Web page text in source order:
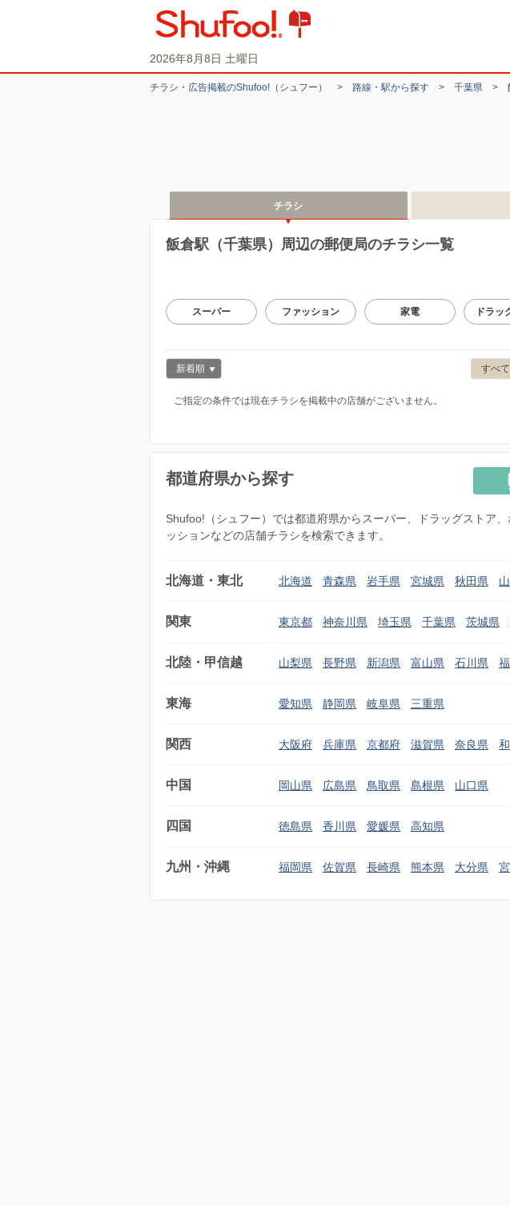
2026年8月8日 土曜日
チラシ・​広告掲載の​Shufoo!​（シュフー） > 路線・駅から探す > 千葉県 >
チラシ
飯倉駅（千葉県）周辺の郵便局のチラシ一覧
スーパー ファッション 家電 ドラッ
すべ
新着順
ご指定の条件では現在チラシを掲載中の店舗がございません。
都道府県から探す
Shufoo!（シュフー）では都道府県からスーパー、ドラッグストア
ッションなどの店舗チラシを検索できます。
北海道・東北 北海道 青森県 岩手県 宮城県 秋田県
関東 東京都 神奈川県 埼玉県 千葉県 茨城県
北陸・甲信越 山梨県 長野県 新潟県 富山県 石川県
東海 愛知県 静岡県 岐阜県 三重県
関西 大阪府 兵庫県 京都府 滋賀県 奈良県
中国 岡山県 広島県 鳥取県 島根県 山口県
四国 徳島県 香川県 愛媛県 高知県
九州・沖縄 福岡県 佐賀県 長崎県 熊本県 大分県